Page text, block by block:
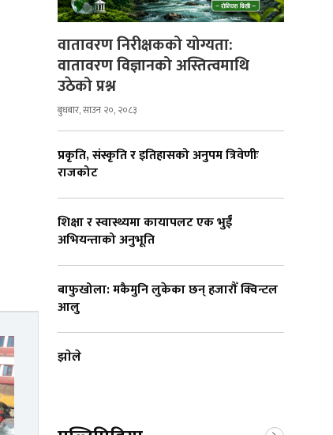
वातावरण निरीक्षकको योग्यता:
वातावरण विज्ञानको अस्तित्वमाथि
उठेको प्रश्न
बुधबार, साउन २०, २०८३
प्रकृति, संस्कृति र इतिहासको अनुपम त्रिवेणीः
राजकोट
शिक्षा र स्वास्थ्यमा कायापलट एक भुईँ
अभियन्ताको अनुभूति
बाफुखोला: मकैमुनि लुकेका छन् हजारौँ क्विन्टल
आलु
झाेले